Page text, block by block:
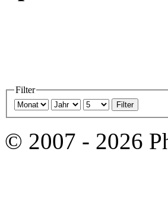
Filter
Filter
© 2007 - 2026